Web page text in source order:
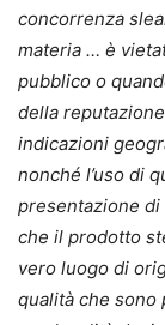
anche della
novembre
offerta agli
brevettuale
giurisprudenza
affrontate
artificiale,
il Regolamento
protezione dei
varie novità
concorrenza
materia … è
pubblico o
della
indicazioni
nonché l’uso di
presentazione
che il prodotto
vero luogo di
qualità che